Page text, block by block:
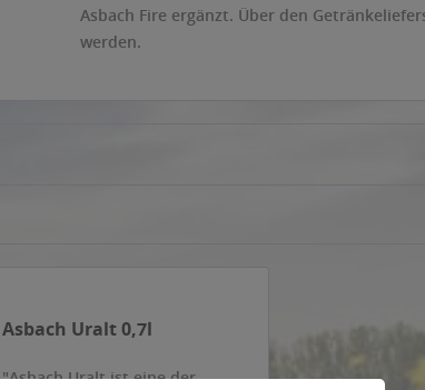
Asbach Fire ergänzt. Über den
werden.
Asbach Uralt 0,7l
"Asbach Uralt ist eine der